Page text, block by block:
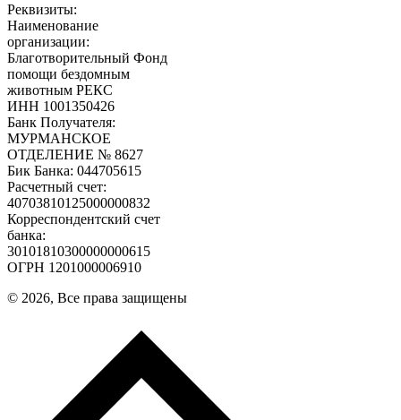
Реквизиты:
Наименование
организации:
Благотворительный Фонд
помощи бездомным
животным РЕКС
ИНН 1001350426
Банк Получателя:
МУРМАНСКОЕ
ОТДЕЛЕНИЕ № 8627
Бик Банка: 044705615
Расчетный счет:
40703810125000000832
Корреспондентский счет
банка:
30101810300000000615
ОГРН 1201000006910
© 2026, Все права защищены